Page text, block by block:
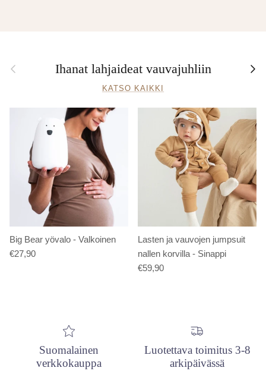
Edellinen Ihanat lahjaideat vauvajuhliin
KATSO KAIKKI
Big Bear yövalo - Valkoinen
€27,90
Lasten ja vauvojen jumpsuit
nallen korvilla - Sinappi
€59,90
Suomalainen
verkkokauppa
Luotettava toimitus 3-8
arkipäivässä